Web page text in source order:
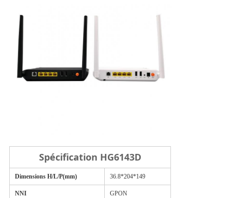
Spécification HG6143D
Dimensions H/L/P(mm) 36.8*204*149
NNI GPON